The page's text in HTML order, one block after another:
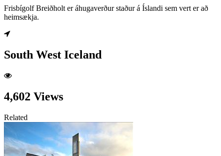
Frisbígolf Breiðholt er áhugaverður staður á Íslandi sem vert er að
heimsækja.
South West Iceland
4,602 Views
Related